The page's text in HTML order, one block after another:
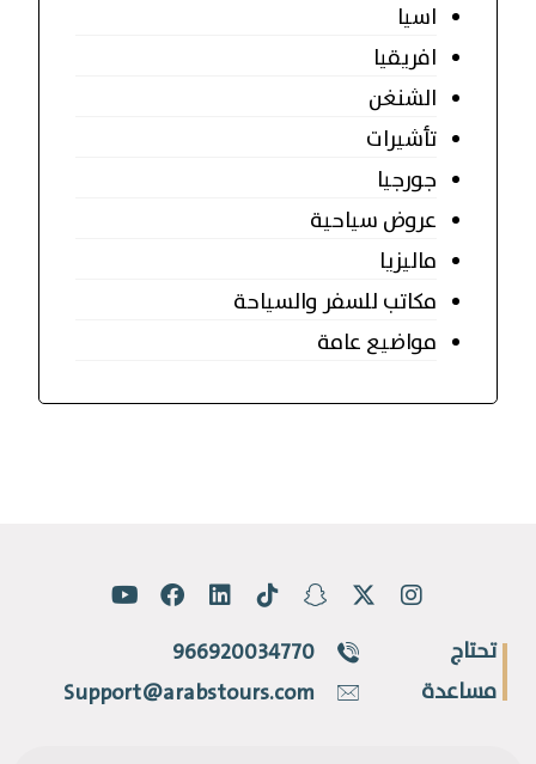
اسيا
افريقيا
الشنغن
تأشيرات
جورجيا
عروض سياحية
ماليزيا
مكاتب للسفر والسياحة
مواضيع عامة
تحتاج
مساعدة
966920034770
Support@arabstours.com